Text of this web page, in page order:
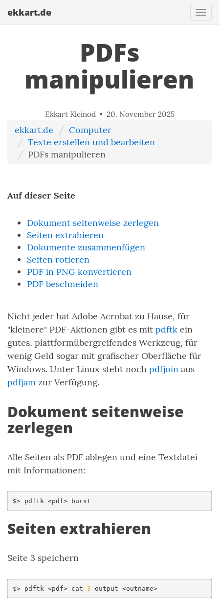
ekkart.de
PDFs
manipulieren
Ekkart Kleinod • 20. November 2025
ekkart.de
Computer
Texte erstellen und bearbeiten
PDFs manipulieren
Auf dieser Seite
Dokument seitenweise zerlegen
Seiten extrahieren
Dokumente zusammenfügen
Seiten rotieren
PDF in PNG konvertieren
PDF beschneiden
Nicht jeder hat Adobe Acrobat zu Hause, für
"kleinere" PDF-Aktionen gibt es mit pdftk ein
gutes, plattformübergreifendes Werkzeug, für
wenig Geld sogar mit grafischer Oberfläche für
Windows. Unter Linux steht noch pdfjoin aus
pdfjam zur Verfügung.
Dokument seitenweise
zerlegen
Alle Seiten als PDF ablegen und eine Textdatei
mit Informationen:
$> pdftk <pdf>
Seiten extrahieren
Seite 3 speichern
$> pdftk <pdf> cat 3 output <outname>